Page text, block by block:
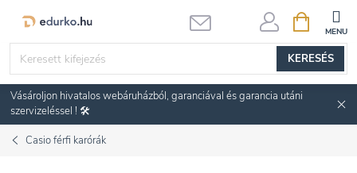
KERESÉS
KOSÁR
Vásároljon hivatalos webáruházból, garanciával és garancia utáni
szervizeléssel ! 🛠️
Casio férfi karórák